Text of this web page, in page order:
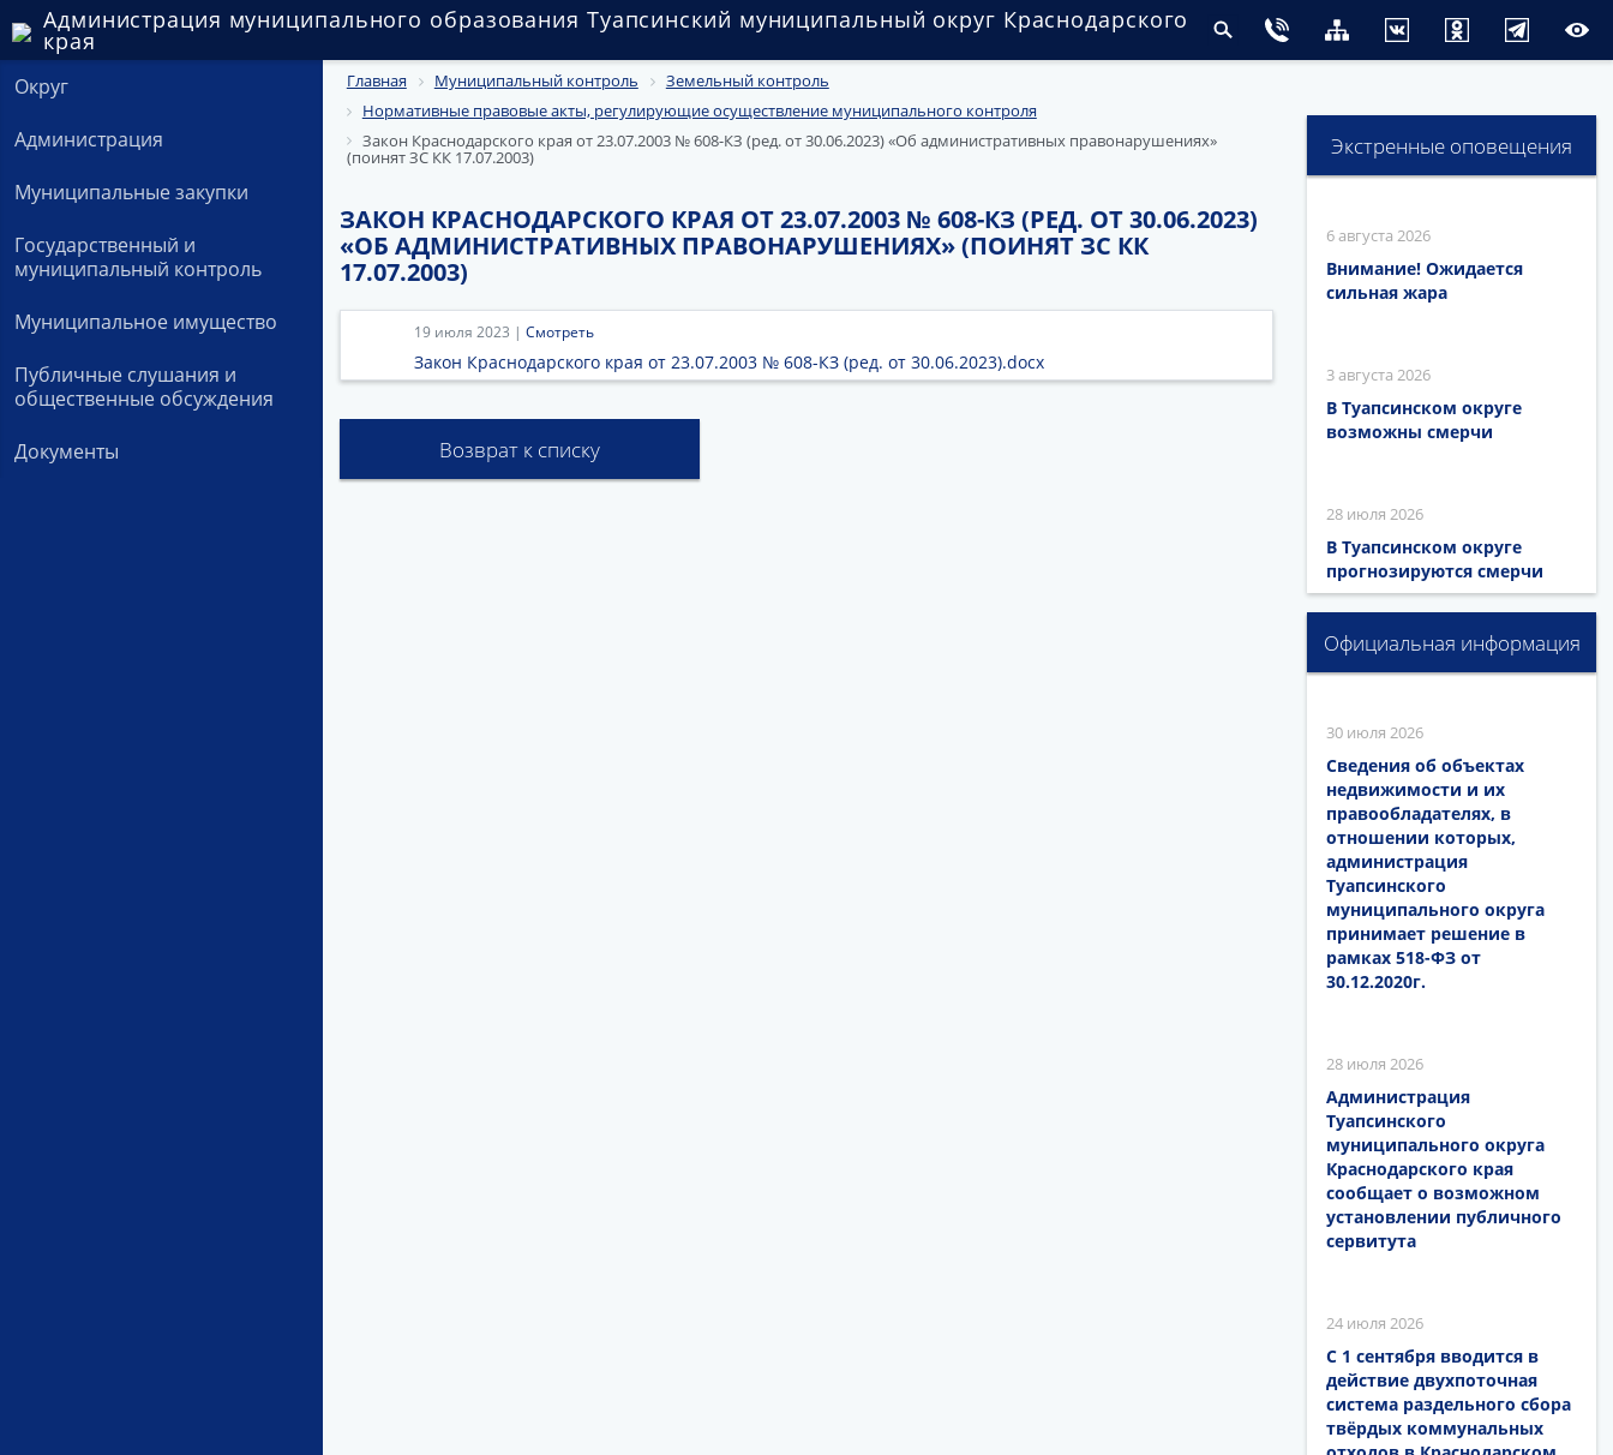
Администрация муниципального образования Туапсинский муниципальный округ Краснодарского
края
Округ
Администрация
Муниципальные закупки
Государственный и
муниципальный контроль
Муниципальное имущество
Публичные слушания и
общественные обсуждения
Документы
Главная Муниципальный контроль
Земельный контроль
Нормативные правовые акты, регулирующие осуществление муниципального контроля
Закон Краснодарского края от 23.07.2003 № 608-КЗ (ред. от 30.06.2023) «Об административных правонарушениях»
(поинят ЗС КК 17.07.2003)
ЗАКОН КРАСНОДАРСКОГО КРАЯ ОТ 23.07.2003 № 608-КЗ (РЕД. ОТ 30.06.2023)
«ОБ АДМИНИСТРАТИВНЫХ ПРАВОНАРУШЕНИЯХ» (ПОИНЯТ ЗС КК
17.07.2003)
19 июля 2023 | Смотреть
Закон Краснодарского края от 23.07.2003 № 608-КЗ (ред. от 30.06.2023).docx
Возврат к списку
Экстренные оповещения
6 августа 2026
Внимание! Ожидается
сильная жара
3 августа 2026
В Туапсинском округе
возможны смерчи
28 июля 2026
В Туапсинском округе
прогнозируются смерчи
Официальная информация
30 июля 2026
Сведения об объектах
недвижимости и их
правообладателях, в
отношении которых,
администрация
Туапсинского
муниципального округа
принимает решение в
рамках 518-ФЗ от
30.12.2020г.
28 июля 2026
Администрация
Туапсинского
муниципального округа
Краснодарского края
сообщает о возможном
установлении публичного
сервитута
24 июля 2026
С 1 сентября вводится в
действие двухпоточная
система раздельного сбора
твёрдых коммунальных